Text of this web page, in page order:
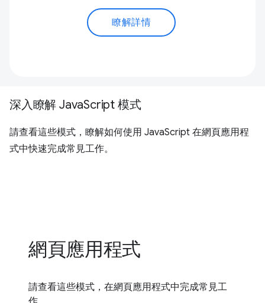
瞭解詳情
深入瞭解 JavaScript 模式
請查看這些模式，瞭解如何使用 JavaScript 在網頁應用程
式中快速完成常見工作。
網頁應用程式
請查看這些模式，在網頁應用程式中完成常見工